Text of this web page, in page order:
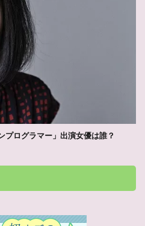
ログラマー」出演女優は誰？